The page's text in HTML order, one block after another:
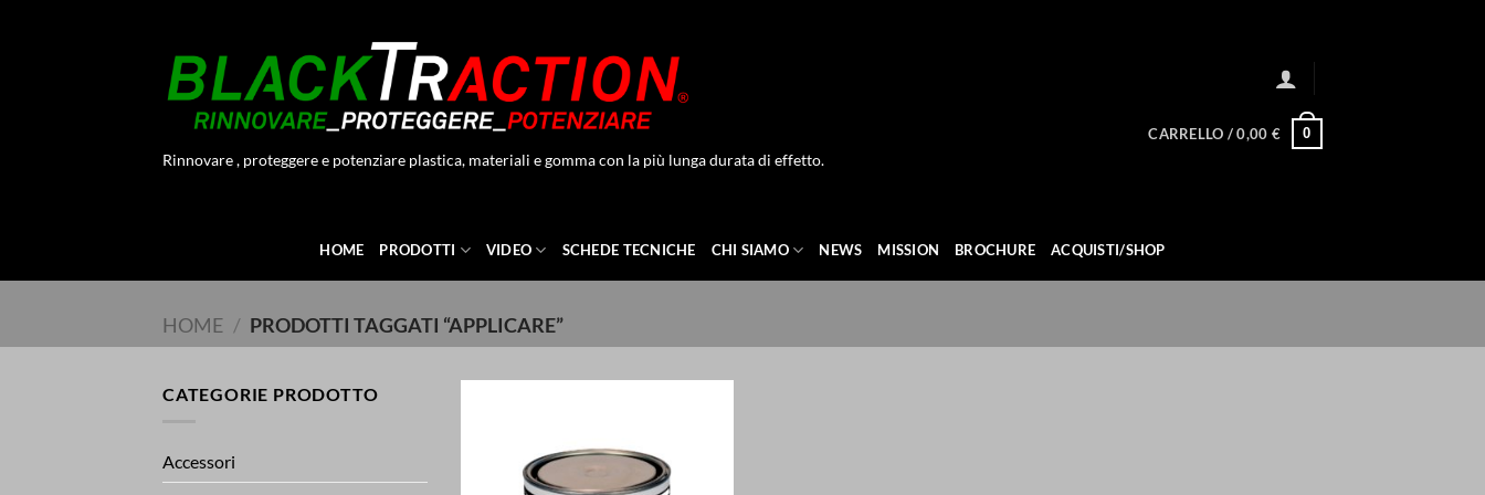
Rinnovare , proteggere e potenziare plastica, materiali e gomma con la più lunga durata di effetto.
CARRELLO /0,00 € 0
HOME PRODOTTI VIDEO SCHEDE TECNICHE CHI SIAMO NEWS MISSION BROCHURE ACQUISTI/SHOP
HOME / PRODOTTI TAGGATI “APPLICARE”
CATEGORIE PRODOTTO
Accessori